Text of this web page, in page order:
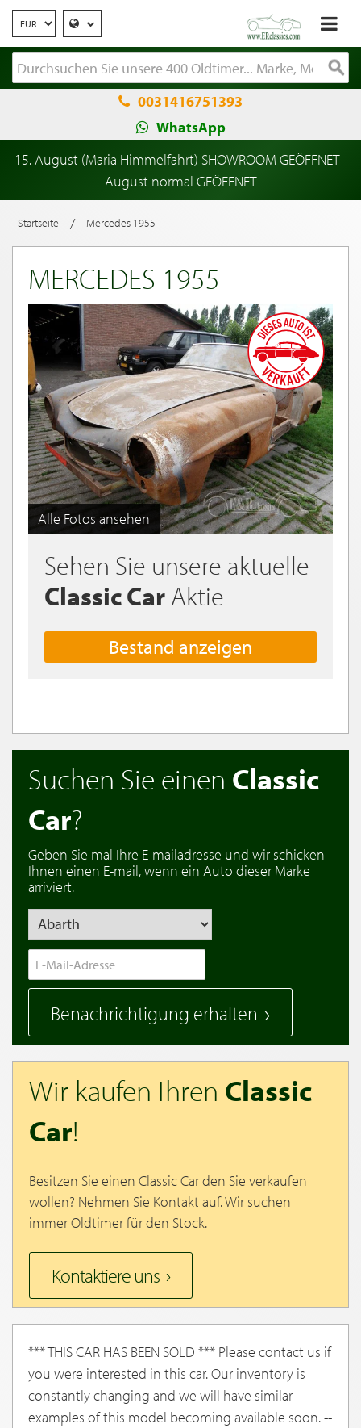
0031416751393
WhatsApp
15. August (Maria Himmelfahrt) SHOWROOM GEÖFFNET -
August normal GEÖFFNET
Startseite / Mercedes 1955
MERCEDES 1955
Alle Fotos ansehen
Sehen Sie unsere aktuelle
Classic Car Aktie
Bestand anzeigen
Suchen Sie einen Classic
Car?
Geben Sie mal Ihre E-mailadresse und wir schicken
Ihnen einen E-mail, wenn ein Auto dieser Marke
arriviert.
Benachrichtigung erhalten
Wir kaufen Ihren Classic
Car!
Besitzen Sie einen Classic Car den Sie verkaufen
wollen? Nehmen Sie Kontakt auf. Wir suchen
immer Oldtimer für den Stock.
Kontaktiere uns
*** THIS CAR HAS BEEN SOLD *** Please contact us if
you were interested in this car. Our inventory is
constantly changing and we will have similar
examples of this model becoming available soon. --